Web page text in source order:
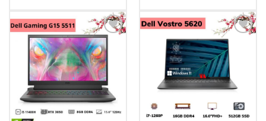
Add to
Wishlist
Add to
Wishlist